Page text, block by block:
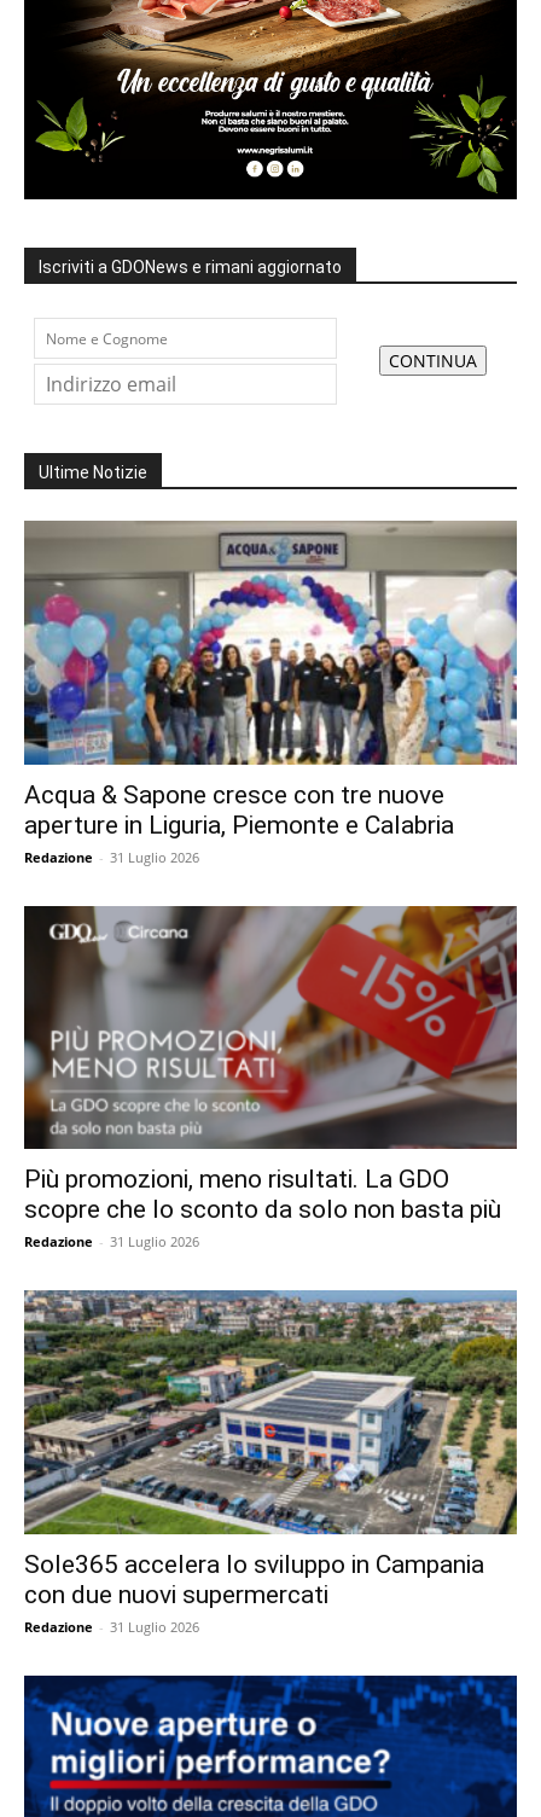
Iscriviti a GDONews e rimani aggiornato
Ultime Notizie
Acqua & Sapone cresce con tre nuove
aperture in Liguria, Piemonte e Calabria
Redazione - 31 Luglio 2026
Più promozioni, meno risultati. La GDO
scopre che lo sconto da solo non basta più
Redazione - 31 Luglio 2026
Sole365 accelera lo sviluppo in Campania
con due nuovi supermercati
Redazione - 31 Luglio 2026